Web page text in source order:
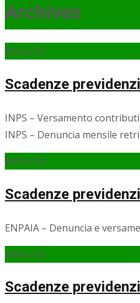
Archives
08Giu/26
Scadenze
INPS – Versamento
INPS – Denuncia mensile
08Giu/26
Scadenze
ENPAIA – Denuncia e
08Giu/26
Scadenze